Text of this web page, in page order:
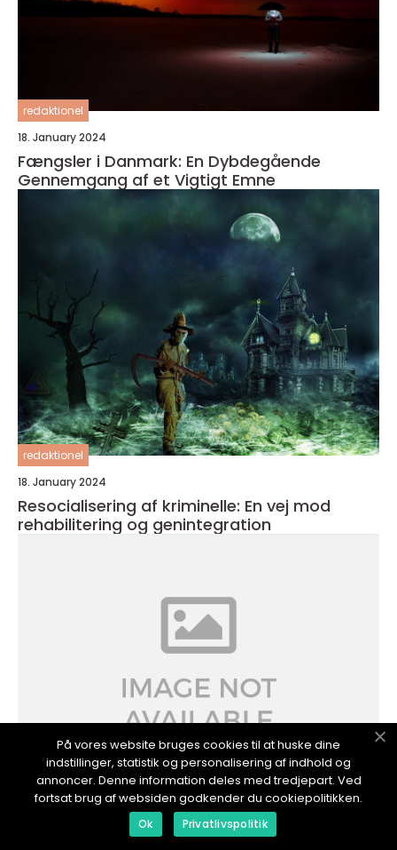
redaktionel
18. January 2024
Fængsler i Danmark: En Dybdegående
Gennemgang af et Vigtigt Emne
redaktionel
18. January 2024
Resocialisering af kriminelle: En vej mod
rehabilitering og genintegration
redaktionel
På vores website bruges cookies til at huske dine
indstillinger, statistik og personalisering af indhold og
annoncer. Denne information deles med tredjepart. Ved
fortsat brug af websiden godkender du cookiepolitikken.
Ok Privatlivspolitik